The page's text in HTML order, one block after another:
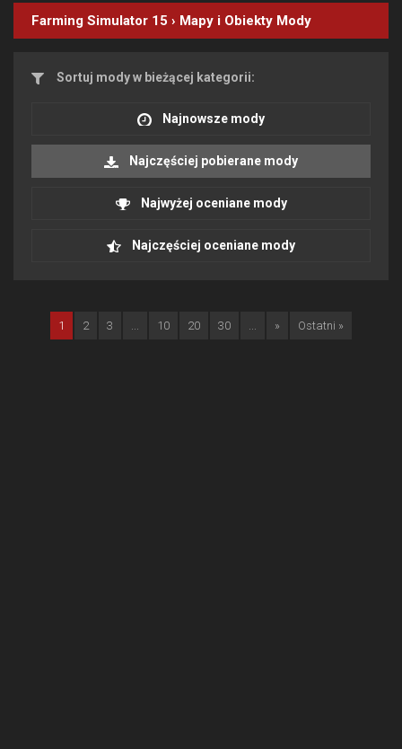
Farming Simulator 15 › Mapy i Obiekty Mody
Sortuj mody w bieżącej kategorii:
Najnowsze mody
Najczęściej pobierane mody
Najwyżej oceniane mody
Najczęściej oceniane mody
1 2 3 ... 10 20 30 ... » Ostatni »